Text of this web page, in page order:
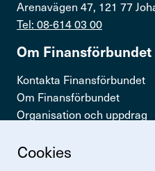
Cookies
Arenavägen 47, 121 77
Tel: 08-614 03 00
Om Finans­för­bundet
Kontakta Finansförbundet
Om Finansförbundet
Organisation och uppdrag
Snabb­länkar